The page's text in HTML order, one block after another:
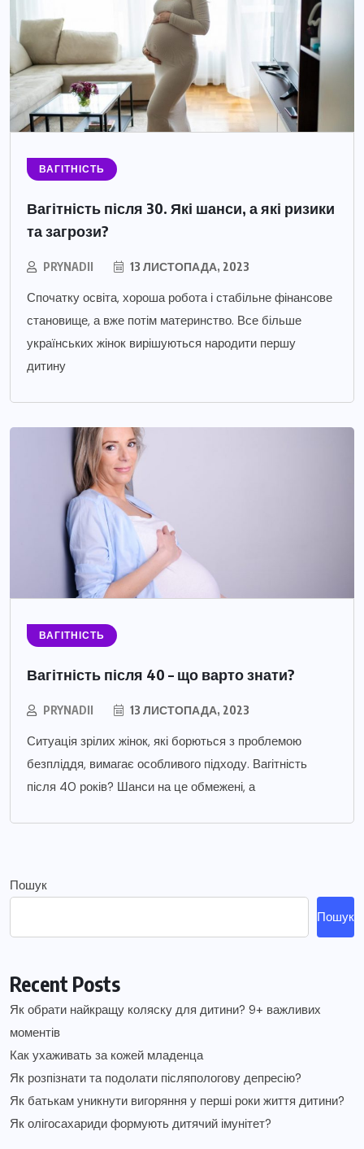
ВАГІТНІСТЬ
Вагітність після 30. Які шанси, а які ризики
та загрози?
PRYNADII 13 ЛИСТОПАДА, 2023
Спочатку освіта, хороша робота і стабільне фінансове
становище, а вже потім материнство. Все більше
українських жінок вирішуються народити першу
дитину
ВАГІТНІСТЬ
Вагітність після 40 – що варто знати?
PRYNADII 13 ЛИСТОПАДА, 2023
Ситуація зрілих жінок, які борються з проблемою
безпліддя, вимагає особливого підходу. Вагітність
після 40 років? Шанси на це обмежені, а
Пошук
Пошук
Recent Posts
Як обрати найкращу коляску для дитини? 9+ важливих
моментів
Как ухаживать за кожей младенца
Як розпізнати та подолати післяпологову депресію?
Як батькам уникнути вигоряння у перші роки життя дитини?
Як олігосахариди формують дитячий імунітет?